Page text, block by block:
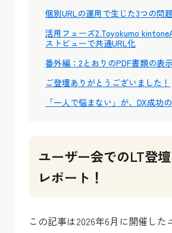
個別URLの運用で生じた3つの問
活用フェーズ2.Toyokumo
ストビューで共通URL化
番外編：2とおりのPDF書類の表
ご登壇ありがとうございました！
「一人で悩まない」が、DX成功
ユーザー会でのLT登
レポート！
この記事は2026年6月に開催した